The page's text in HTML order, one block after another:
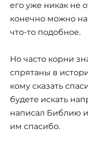
его уже никак не
конечно можно
что-то подобное.
Но часто корни
спрятаны в
кому сказать
будете искать
написал Библию
им спасибо.